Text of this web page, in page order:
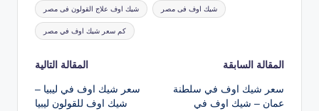
شيك اوف علاج القولون فى مصر شيك اوف فى مصر
كم سعر شيك اوف في مصر
تصفّح
المقالات
المقالة السابقة
سعر شيك اوف في سلطنة
عمان – شيك اوف في
المقالة التالية
سعر شيك اوف في ليبيا –
شيك اوف للقولون ليبيا